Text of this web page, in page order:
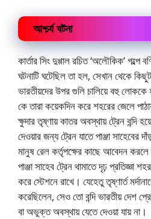
আশ্চর্য ঘটনা
কার্তার সিং দুগ্গাল রচিত ‘অলৌকিক’ গল্পে
ঘটনাটি ঘটেছিল তা হল, সেখান থেকে
ভারতীয়দের উপর গুলি চালিয়ে বহু
কে তারা কয়েকদিন করে শহরের জেলে
ক্ষুদার তৃষ্ণায় কাতর অবস্থায় ট্রেন বন্দি
দেওয়ার জন্য ট্রেন যাতে পাঞ্জা সাহেবের
মানুষ রেল কর্তৃপক্ষের কাছে আবেদন
পাঞ্জা সাহেব ট্রেন থামাতে দৃঢ় প্রতিজ্ঞা
করে স্টেশনে রাখে। যেহেতু তৃষ্ণার্ত
করেছিলেন, সেও তো বন্দি ভারতীয় দেশ
বা অভুক্ত অবস্থায় যেতে দেওয়া যায় না।